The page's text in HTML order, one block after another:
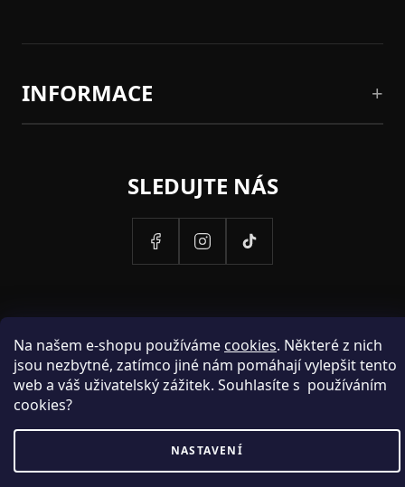
Na našem e-shopu používáme cookies. Některé z nich
jsou nezbytné, zatímco jiné nám pomáhají vylepšit tento
web a váš uživatelský zážitek. Souhlasíte s používáním
cookies?
NASTAVENÍ
INFORMACE
SLEDUJTE NÁS
PROVOZOVATELEM STRANEK HOSH.CZ JE SPOLECNOST PAK
FASHION S.R.O., IC: 25774701.